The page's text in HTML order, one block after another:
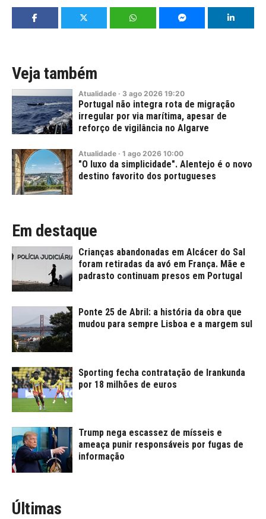
Veja também
Atualidade · 3 ago 2026 19:20
Portugal não integra rota de migração
irregular por via marítima, apesar de
reforço de vigilância no Algarve
Atualidade · 1 ago 2026 10:00
"O luxo da simplicidade". Alentejo é o novo
destino favorito dos portugueses
Em destaque
Crianças abandonadas em Alcácer do Sal
foram retiradas da avó em França. Mãe e
padrasto continuam presos em Portugal
Ponte 25 de Abril: a história da obra que
mudou para sempre Lisboa e a margem sul
Sporting fecha contratação de Irankunda
por 18 milhões de euros
Trump nega escassez de mísseis e
ameaça punir responsáveis por fugas de
informação
Últimas